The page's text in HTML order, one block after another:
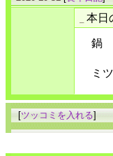
本日
鍋
ミ
[ツッコミを入れる]